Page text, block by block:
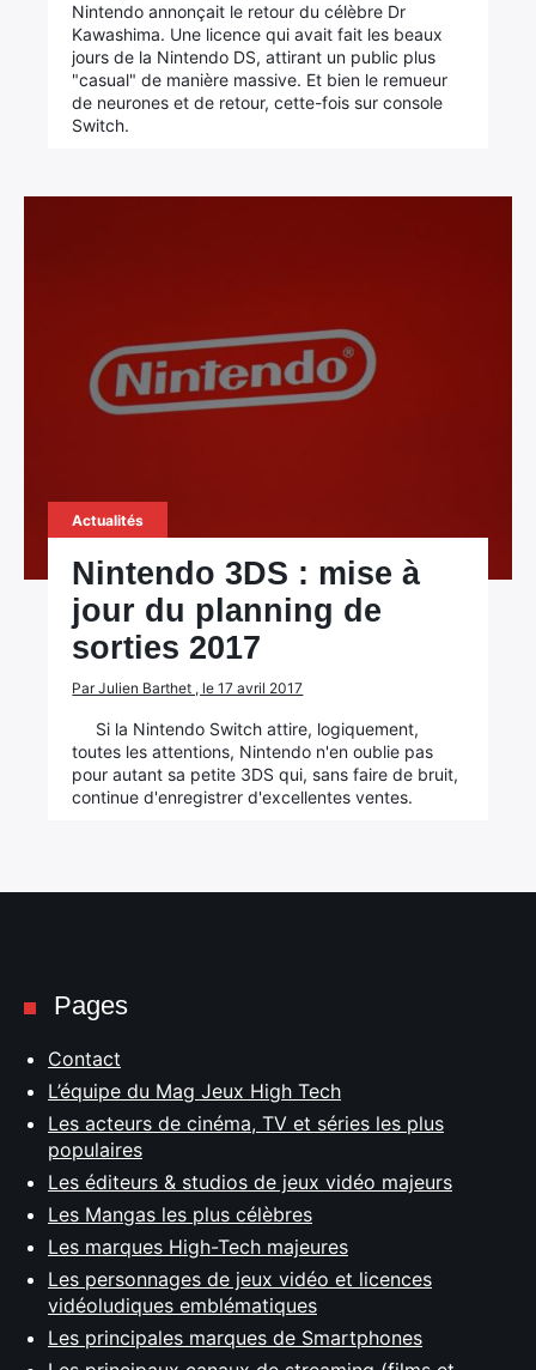
Nintendo annonçait le retour du célèbre Dr
Kawashima. Une licence qui avait fait les beaux
jours de la Nintendo DS, attirant un public plus
"casual" de manière massive. Et bien le remueur
de neurones et de retour, cette-fois sur console
Switch.
Actualités
Nintendo 3DS : mise à
jour du planning de
sorties 2017
Par Julien Barthet , le 17 avril 2017
Si la Nintendo Switch attire, logiquement,
toutes les attentions, Nintendo n'en oublie pas
pour autant sa petite 3DS qui, sans faire de bruit,
continue d'enregistrer d'excellentes ventes.
Pages
Contact
L’équipe du Mag Jeux High Tech
Les acteurs de cinéma, TV et séries les plus
populaires
Les éditeurs & studios de jeux vidéo majeurs
Les Mangas les plus célèbres
Les marques High-Tech majeures
Les personnages de jeux vidéo et licences
vidéoludiques emblématiques
Les principales marques de Smartphones